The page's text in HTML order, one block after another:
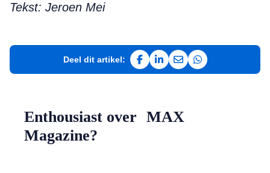
Tekst: Jeroen Mei
Deel dit artikel:
Deel op Facebook
Deel op LinkedIn
Deel via e-mail
Deel via
Enthousiast over MAX
Magazine?